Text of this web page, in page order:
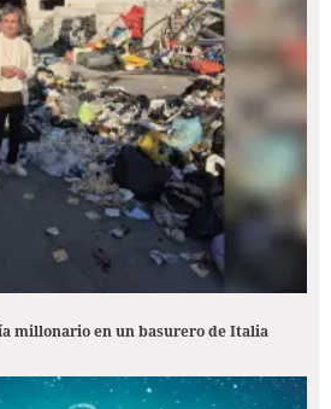
millonario en un basurero de Italia